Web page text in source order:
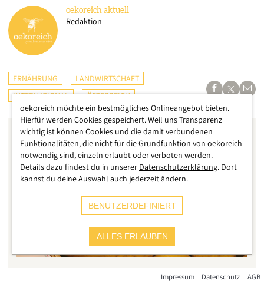
oekoreich aktuell
Redaktion
ERNÄHRUNG
LANDWIRTSCHAFT
INTERNATIONAL
ÖSTERREICH
Impressum Datenschutz AGB
oekoreich möchte ein bestmögliches Onlineangebot bieten.
Hierfür werden Cookies gespeichert. Weil uns Transparenz
wichtig ist können Cookies und die damit verbundenen
Funktionalitäten, die nicht für die Grundfunktion von oekoreich
notwendig sind, einzeln erlaubt oder verboten werden.
Details dazu findest du in unserer Datenschutzerklärung. Dort
kannst du deine Auswahl auch jederzeit ändern.
BENUTZERDEFINIERT
ALLES ERLAUBEN